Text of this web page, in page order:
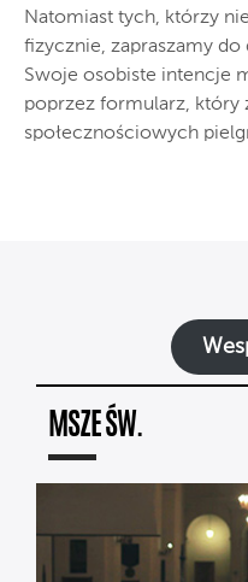
Natomiast tych, którzy
fizycznie, zapraszamy
Swoje osobiste intencje
poprzez formularz, który
społecznościowych
MSZE ŚW.